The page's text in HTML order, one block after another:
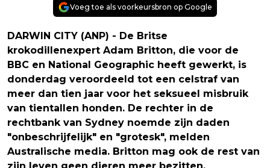
Voeg toe als voorkeursbron op Google
DARWIN CITY (ANP) - De Britse
krokodillenexpert Adam Britton, die voor de
BBC en National Geographic heeft gewerkt, is
donderdag veroordeeld tot een celstraf van
meer dan tien jaar voor het seksueel misbruik
van tientallen honden. De rechter in de
rechtbank van Sydney noemde zijn daden
"onbeschrijfelijk" en "grotesk", melden
Australische media. Britton mag ook de rest van